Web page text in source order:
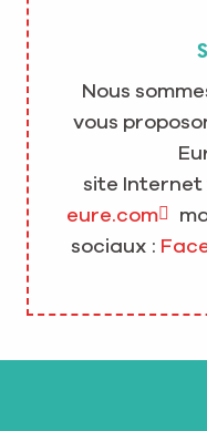
Nous
vous
site Internet
eure.com
sociaux :